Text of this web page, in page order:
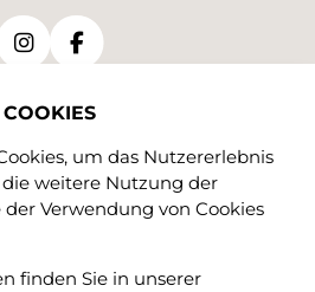
um das Nutzererlebnis
weitere Nutzung der
Verwendung von Cookies
finden Sie in unserer